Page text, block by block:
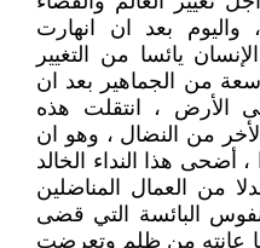
بعد ان انهارت
يائسا من التغيير
من الجماهير بعد ان
الأرض ، انتقلت هذه
من النضال ، وهو ان
هذا النداء الخالد
من العمال المناضلين
البائسة التي قضى
عانته من ظلم وتعرضت